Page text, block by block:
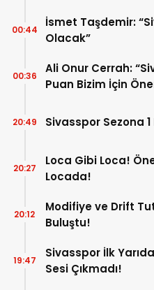
İsmet Taşdemir:
Olacak”
00:44
Ali Onur Cerrah:
Puan Bizim İçin
00:36
Sivasspor Sezona
20:49
Loca Gibi Loca!
Locada!
20:27
Modifiye ve Drift
Buluştu!
20:12
Sivasspor İlk
Sesi Çıkmadı!
19:47